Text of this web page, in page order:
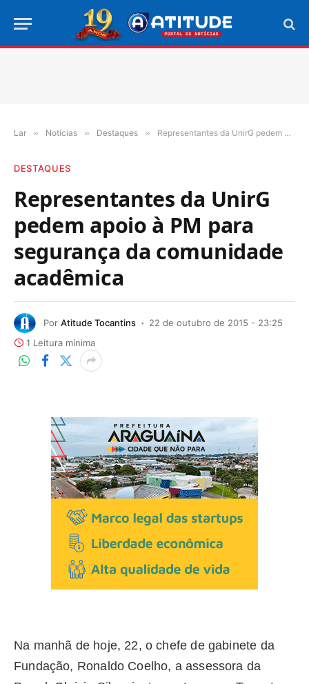
Lar » Notícias » Destaques » Representantes da UnirG pedem apoio à PM para segurança da comunidade acadêmica
DESTAQUES
Representantes da UnirG
pedem apoio à PM para
segurança da comunidade
acadêmica
Por Atitude Tocantins
22 de outubro de 2015 - 23:25
1 Leitura mínima
Na manhã de hoje, 22, o chefe de gabinete da
Fundação, Ronaldo Coelho, a assessora da